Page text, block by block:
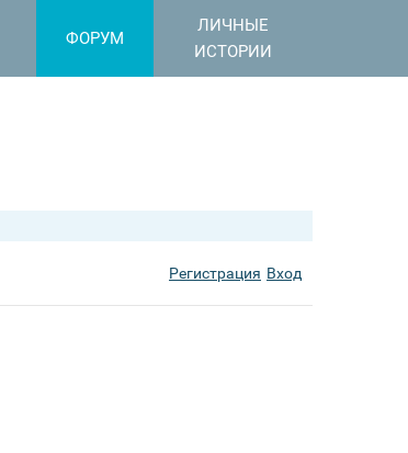
ФОРУМ
ЛИЧНЫЕ
ИСТОРИИ
Регистрация Вход